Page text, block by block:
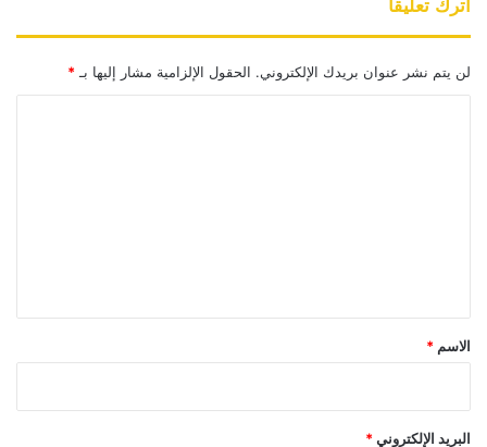
اترك تعليقاً
لن يتم نشر عنوان بريدك الإلكتروني. الحقول الإلزامية مشار إليها بـ *
*
الاسم *
البريد الإلكتروني *